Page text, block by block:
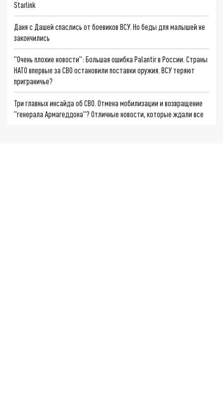
Starlink
Даня с Дашей спаслись от боевиков ВСУ. Но беды для малышей не
закончились
"Очень плохие новости": Большая ошибка Palantir в России. Страны
НАТО впервые за СВО остановили поставки оружия. ВСУ теряют
приграничье?
Три главных инсайда об СВО. Отмена мобилизации и возвращение
"генерала Армагеддона"? Отличные новости, которые ждали все